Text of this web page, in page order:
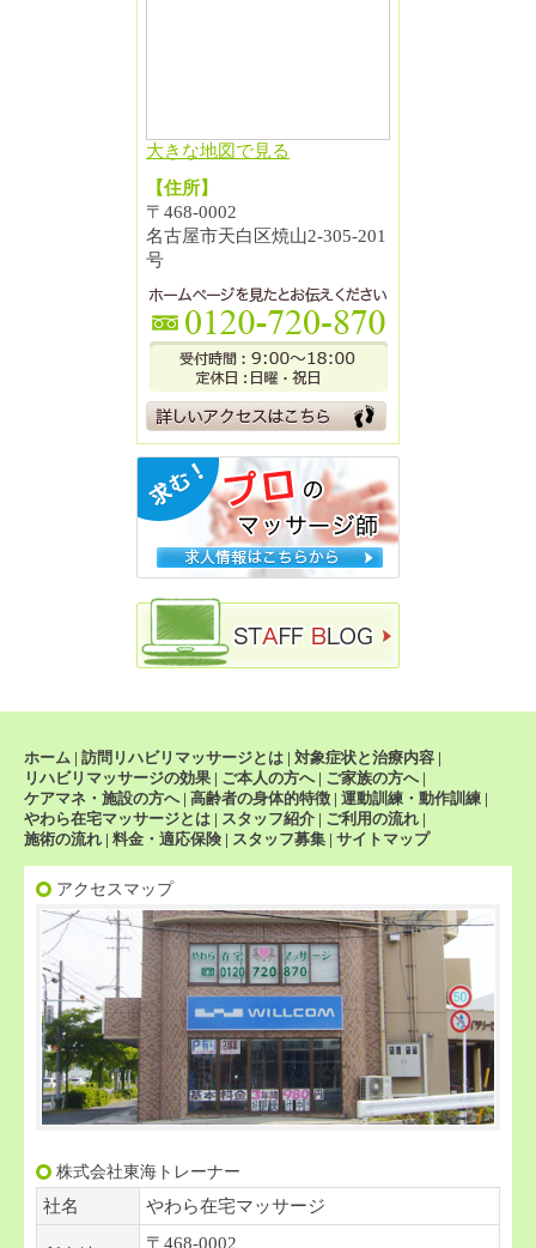
大きな地図で見る
【住所】
〒468-0002
名古屋市天白区焼山2-305-201
号
ホーム | 訪問リハビリマッサージとは | 対象症状と治療内容 |
リハビリマッサージの効果 | ご本人の方へ| ご家族の方へ|
ケアマネ・施設の方へ| 高齢者の身体的特徴 | 運動訓練・動作訓練 |
やわら在宅マッサージとは | スタッフ紹介 | ご利用の流れ |
施術の流れ | 料金・適応保険 | スタッフ募集 | サイトマップ
アクセスマップ
株式会社東海トレーナー
社名
やわら在宅マッサージ
〒468-0002